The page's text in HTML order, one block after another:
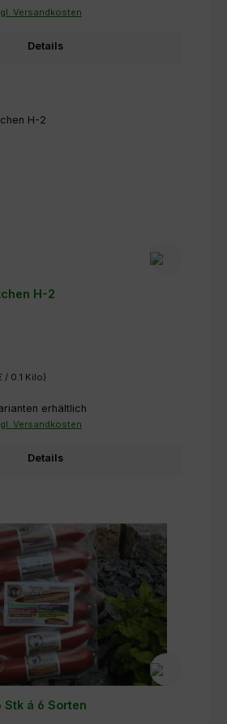
Versandkosten
Details
H-2
/ 0.1 Kilo)
erhältlich
Versandkosten
Details
Stk á 6 Sorten